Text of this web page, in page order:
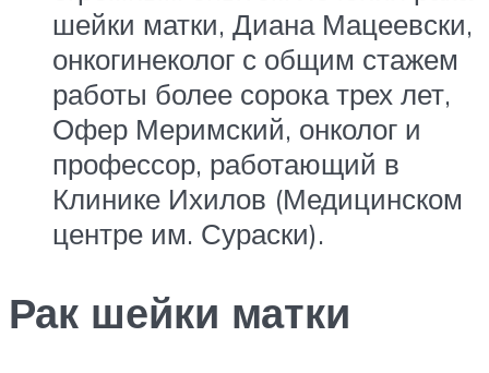
шейки матки, Диана Мацеевски,
онкогинеколог с общим стажем
работы более сорока трех лет,
Офер Меримский, онколог и
профессор, работающий в
Клинике Ихилов (Медицинском
центре им. Сураски).
Рак шейки матки